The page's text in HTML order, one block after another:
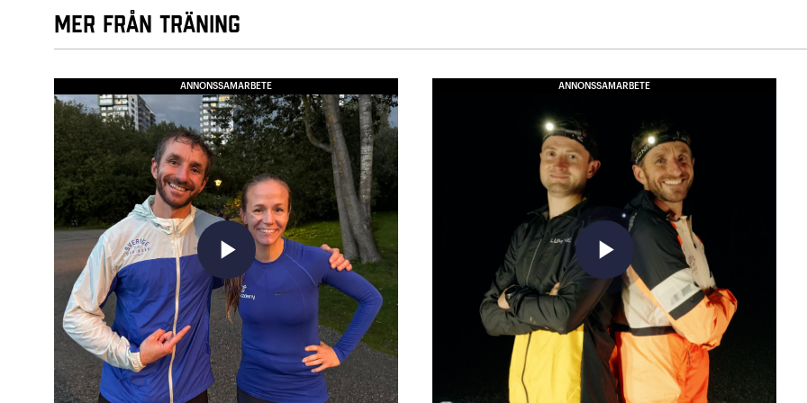
Mer från Träning
ANNONSSAMARBETE
play_arrow
ANNONSSAMARBETE
play_arrow